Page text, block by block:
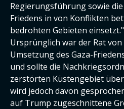
Regierungsführung sowie
Friedens in von Konflikten
bedrohten Gebieten einsetzt."
Ursprünglich war der Rat
Umsetzung des Gaza-
und sollte die
zerstörten Küstengebiet
wird jedoch davon
auf Trump zugeschnittene